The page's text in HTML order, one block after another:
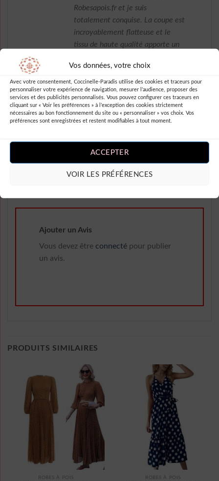
Vos données, votre choix
Avec votre consentement, Coccinelle-Paradis utilise des cookies et traceurs pour
personnaliser votre expérience de navigation, mesurer l’audience, proposer des
services et des publicités personnalisés. Vous pouvez configurer ces traceurs en
cliquant sur « Voir les préférences » à l’exception des cookies strictement
nécessaires au bon fonctionnement du site ou « personnaliser » vos choix. Vos
préférences sont enregistrées et restent modifiables à tout moment.
ACCEPTER
VOIR LES PRÉFÉRENCES
Robesapois.fr et je suis
totalement conquise. La coupe est
incroyablement flatteuse et le
tissu de haute qualité apporte un
asymétrique qui ajoute une
touche d’originalité à cette pièce.
De plus, la livraison a été rapide
et le service client très réactif. Je
recommande vivement cette robe
élégantes tout en restant dans
l’air du temps. Un véritable must-
Ajouter un Avis
Vous devez être connecté pour publier
un avis.
PRODUITS SIMILAIRES
ROBES À POIS ROBES À POIS